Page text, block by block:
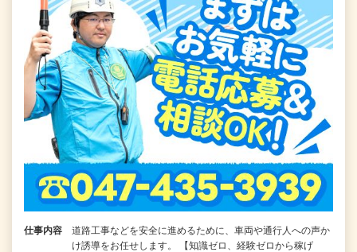
仕事内容
道路工事などを安全に進めるために、車両や通行人への声か
け誘導をお任せします。 【知識ゼロ、経験ゼロから稼げ